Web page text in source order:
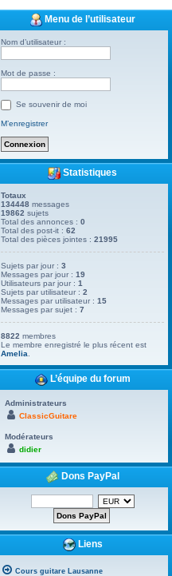
Menu de l’utilisateur
Nom d’utilisateur :
Mot de passe :
Se souvenir de moi
M’enregistrer
Statistiques
Totaux
134448 messages
19862 sujets
Total des annonces :0
Total des post-it :62
Total des pièces jointes :21995
Sujets par jour :3
Messages par jour :19
Utilisateurs par jour :1
Sujets par utilisateur :2
Messages par utilisateur :15
Messages par sujet :7
8822 membres
Le membre enregistré le plus récent est
Amelia
L’équipe du forum
Administrateurs
ClassicGuitare
Modérateurs
didier
Dons PayPal
Liens
Cours guitare Lausanne